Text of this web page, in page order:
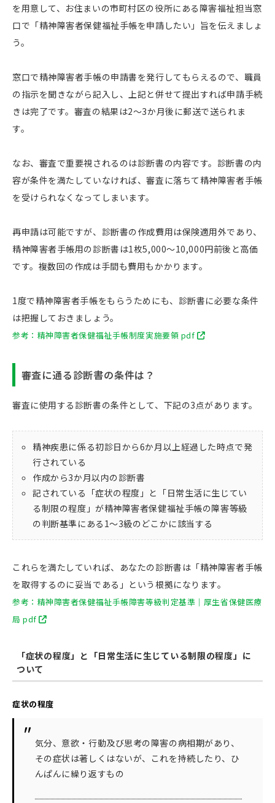
を用意して、お住まいの市町村区の役所にある障害福祉担当窓
口で「精神障害者保健福祉手帳を申請したい」旨を伝えましょ
う。
窓口で精神障害者手帳の申請書を発行してもらえるので、職員
の指示を聞きながら記入し、上記と併せて提出すれば申請手続
きは完了です。審査の結果は2～3か月後に郵送で送られま
す。
なお、審査で重要視されるのは診断書の内容です。診断書の内
容が条件を満たしていなければ、審査に落ちて精神障害者手帳
を受けられなくなってしまいます。
再申請は可能ですが、診断書の作成費用は保険適用外であり、
精神障害者手帳用の診断書は1枚5,000～10,000円前後と高価
です。複数回の作成は手間も費用もかかります。
1度で精神障害者手帳をもらうためにも、診断書に必要な条件
は把握しておきましょう。
参考：精神障害者保健福祉手帳制度実施要領 pdf
審査に通る診断書の条件は？
審査に使用する診断書の条件として、下記の3点があります。
精神疾患に係る初診日から6か月以上経過した時点で発
行されている
作成から3か月以内の診断書
記されている「症状の程度」と「日常生活に生じてい
る制限の程度」が精神障害者保健福祉手帳の障害等級
の判断基準にある1〜3級のどこかに該当する
これらを満たしていれば、あなたの診断書は「精神障害者手帳
を取得するのに妥当である」という根拠になります。
参考：精神障害者保健福祉手帳障害等級判定基準｜厚生省保健医療
局 pdf
「症状の程度」と「日常生活に生じている制限の程度」に
ついて
症状の程度
気分、意欲・行動及び思考の障害の病相期があり、
その症状は著しくはないが、これを持続したり、ひ
んぱんに繰り返すもの